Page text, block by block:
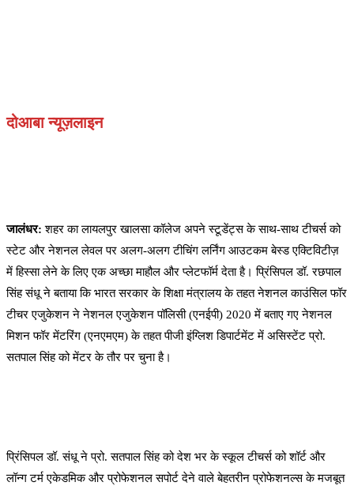
दोआबा न्यूज़लाइन
जालंधर:शहर का लायलपुर खालसा कॉलेज अपने स्टूडेंट्स के साथ-साथ टीचर्स को
स्टेट और नेशनल लेवल पर अलग-अलग टीचिंग लर्निंग आउटकम बेस्ड एक्टिविटीज़
में हिस्सा लेने के लिए एक अच्छा माहौल और प्लेटफॉर्म देता है। प्रिंसिपल डॉ. रछपाल
सिंह संधू ने बताया कि भारत सरकार के शिक्षा मंत्रालय के तहत नेशनल काउंसिल फॉर
टीचर एजुकेशन ने नेशनल एजुकेशन पॉलिसी (एनईपी) 2020 में बताए गए नेशनल
मिशन फॉर मेंटरिंग (एनएमएम) के तहत पीजी इंग्लिश डिपार्टमेंट में असिस्टेंट प्रो.
सतपाल सिंह को मेंटर के तौर पर चुना है।
प्रिंसिपल डॉ. संधू ने प्रो. सतपाल सिंह को देश भर के स्कूल टीचर्स को शॉर्ट और
लॉन्ग टर्म एकेडमिक और प्रोफेशनल सपोर्ट देने वाले बेहतरीन प्रोफेशनल्स के मजबूत